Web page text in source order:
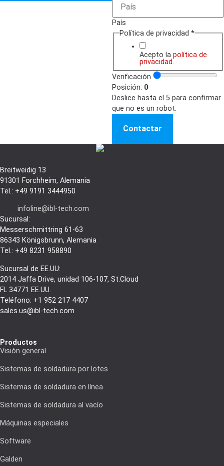
País
Política de privacidad *
Acepto la política de
privacidad.
Verificación
Posición: 0
Deslice hasta el 5 para confirmar
que no es un robot.
Contactar
Breitweidig 13
91301 Forchheim, Alemania
Tel.: +49 9191 3444950
infoline@ibl-tech.com
Sucursal:
Messerschmittring 61-63
86343 Königsbrunn, Alemania
Tel.: +49 8231 958890
Sucursal de EE.UU:
2014 Jaffa Drive, unidad 106-107, St.Cloud
FL 34771 EE.UU.
Teléfono: +1 952 217 4407
sales.us@ibl-tech.com
Productos
Visión general
Sistemas de soldadura por lotes
Sistemas de soldadura en línea
Sistemas de soldadura al vacío
Máquinas especiales
Software
Galden